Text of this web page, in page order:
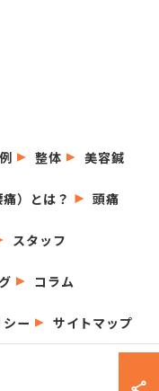
整体 美容鍼
）とは？ 頭痛
スタッフ
コラム
ー サイトマップ